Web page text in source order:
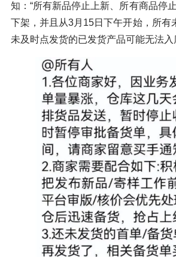
知：“所有新品停止上新、所有商品停
下架，并且从3月15日下午开始，所有
未及时点发货的已发货产品可能无法入